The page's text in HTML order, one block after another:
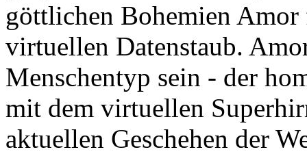
göttlichen Bohemien
virtuellen Datenstaub.
Menschentyp sein - der
mit dem virtuellen
aktuellen Geschehen der